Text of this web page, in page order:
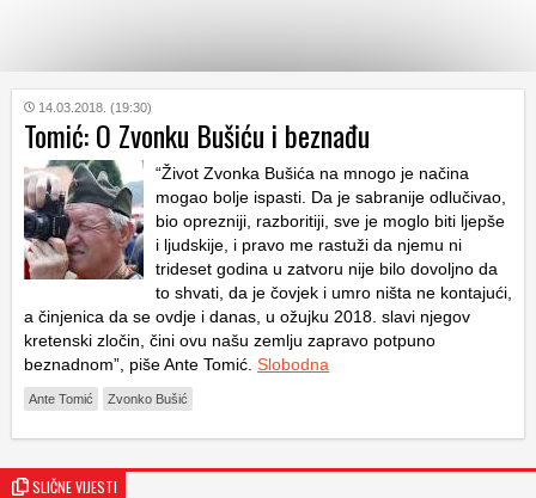
KATEGORIJE
HRVATSKI
WEB
14.03.2018. (19:30)
Tomić: O Zvonku Bušiću i beznađu
“Život Zvonka Bušića na mnogo je načina
mogao bolje ispasti. Da je sabranije odlučivao,
bio oprezniji, razboritiji, sve je moglo biti ljepše
i ljudskije, i pravo me rastuži da njemu ni
trideset godina u zatvoru nije bilo dovoljno da
to shvati, da je čovjek i umro ništa ne kontajući,
a činjenica da se ovdje i danas, u ožujku 2018. slavi njegov
kretenski zločin, čini ovu našu zemlju zapravo potpuno
beznadnom”, piše Ante Tomić. Slobodna
Ante Tomić Zvonko Bušić
SLIČNE VIJESTI